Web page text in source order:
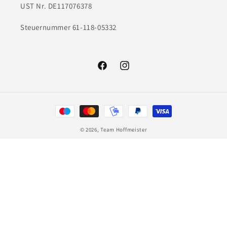
UST Nr. DE117076378
Steuernummer 61-118-05332
FacebookInstagram
Zahlungsmethoden
© 2026,Team Hoffmeister